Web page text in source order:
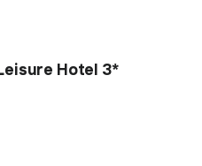
Hotel 3*